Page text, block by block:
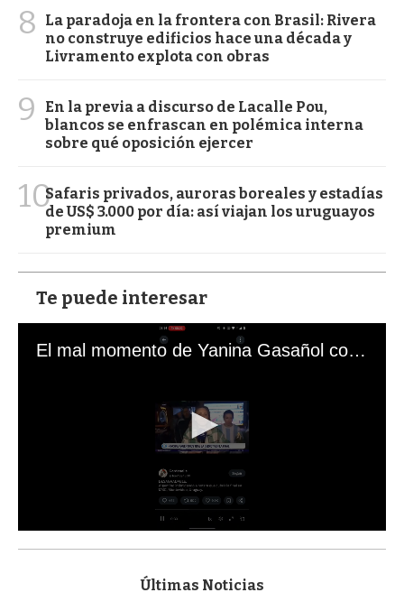
8
La paradoja en la frontera con Brasil: Rivera
no construye edificios hace una década y
Livramento explota con obras
9
En la previa a discurso de Lacalle Pou,
blancos se enfrascan en polémica interna
sobre qué oposición ejercer
10Safaris privados, auroras boreales y estadías
de US$ 3.000 por día: así viajan los uruguayos
premium
Te puede interesar
El mal momento de Yanina Gasañol con un hincha argentino en "Subrayado"
s
Últimas Noticias